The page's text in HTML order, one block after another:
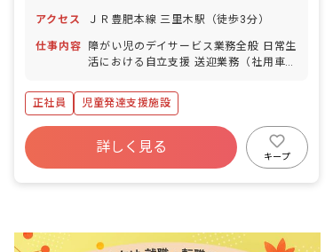
アクセス
ＪＲ豊肥本線 三里木駅（徒歩3分）
仕事内容
障がい児のデイサービス業務全般 日常生
活における自立支援 送迎業務（社用車:
随する業務
正社員 児童発達支援施設
詳しく見る
キープ